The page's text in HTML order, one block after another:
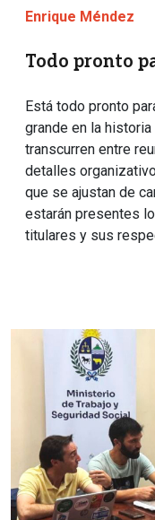
Enrique Méndez
Todo pronto
Está todo pronto
grande en la
transcurren entre
detalles
que se ajustan de
estarán presentes
titulares y sus
Imagen